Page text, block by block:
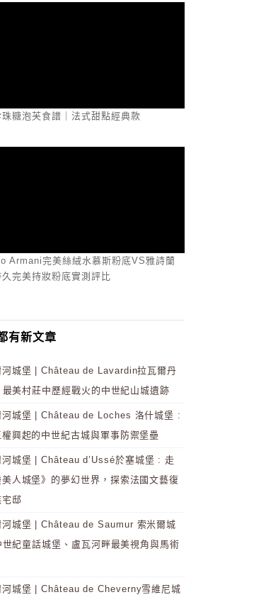
糖泡芙食譜｜法式甜點經典款
Armani完美絲絨水慕斯粉底VS雅詩蘭
完美持妝粉底實測評比
有新文章
河城堡 | Château de Lavardin拉瓦爾丹
美村莊中歷經戰火的中世紀山城遺跡
河城堡 | Château de Loches 洛什城堡 :
權興起的中世紀古城與軍事防禦堡壘
河城堡 | Château d’Ussé於塞城堡 : 走
人城堡》的夢幻世界，探索法國文藝復
邸
河城堡 | Château de Saumur 索米爾城
紀童話城堡、盧瓦河畔最美視角與馬術
河城堡 | Château de Cheverny雪維尼城